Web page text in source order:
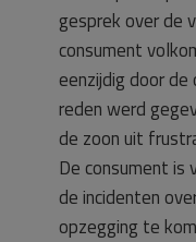
gesprek over de
consument
eenzijdig door de
reden werd
de zoon uit
De consument is
de incidenten
opzegging te